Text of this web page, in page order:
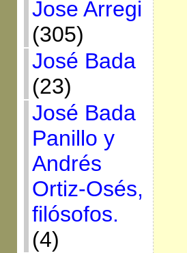
Jose Arregi
(305)
José Bada
(23)
José Bada
Panillo y
Andrés
Ortiz-Osés,
filósofos.
(4)